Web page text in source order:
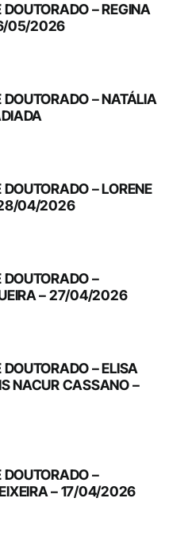
DOUTORADO – REGINA
05/2026
DOUTORADO – NATÁLIA
DOUTORADO – LORENE
28/04/2026
DOUTORADO –
– 27/04/2026
DOUTORADO – ELISA
NACUR CASSANO –
DOUTORADO –
– 17/04/2026